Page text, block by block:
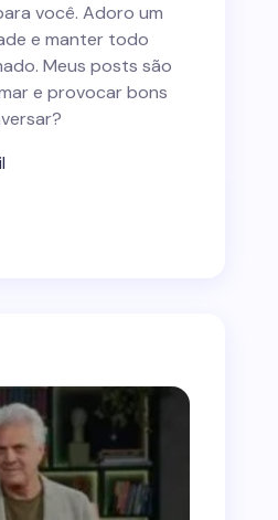
você. Adoro um
e manter todo
Meus posts são
e provocar bons